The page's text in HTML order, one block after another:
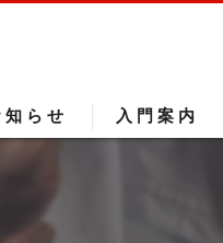
知らせ 入門案内